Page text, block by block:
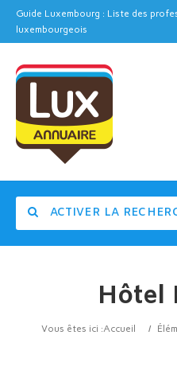
Guide Luxembourg : Liste des
luxembourgeois
ACTIVER LA
Catégorie
Hôtel
Vous êtes ici :Accueil /